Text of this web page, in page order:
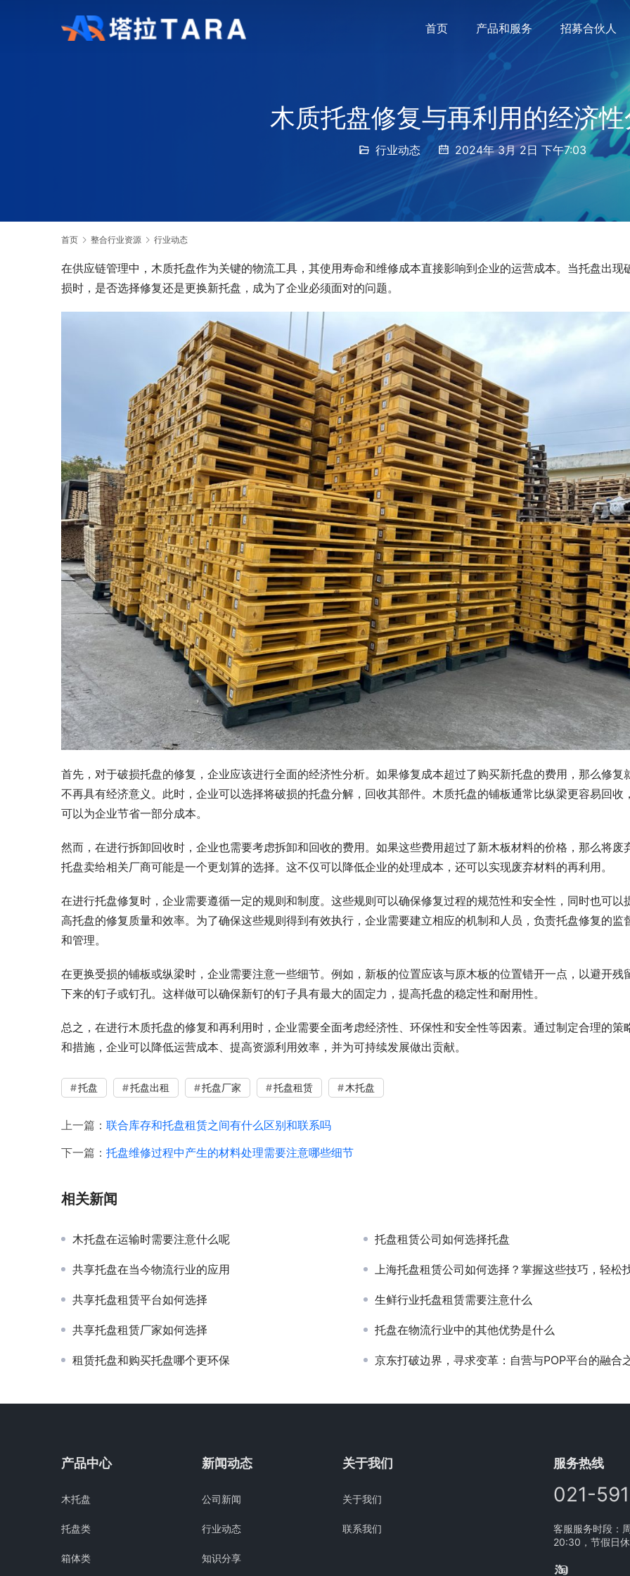
首页 产品和服务 招募合伙人
木质托盘修复与再利用的经济
行业动态 2024年 3月 2日 下午7:03
首页 整合行业资源 行业动态
在供应链管理中，木质托盘作为关键的物流工具，其使用寿命和维修成本直接影响到企业的运营成本。当托盘出现
损时，是否选择修复还是更换新托盘，成为了企业必须面对的问题。
首先，对于破损托盘的修复，企业应该进行全面的经济性分析。如果修复成本超过了购买新托盘的费用，那么修复
不再具有经济意义。此时，企业可以选择将破损的托盘分解，回收其部件。木质托盘的铺板通常比纵梁更容易回收
可以为企业节省一部分成本。
然而，在进行拆卸回收时，企业也需要考虑拆卸和回收的费用。如果这些费用超过了新木板材料的价格，那么将废
托盘卖给相关厂商可能是一个更划算的选择。这不仅可以降低企业的处理成本，还可以实现废弃材料的再利用。
在进行托盘修复时，企业需要遵循一定的规则和制度。这些规则可以确保修复过程的规范性和安全性，同时也可以
高托盘的修复质量和效率。为了确保这些规则得到有效执行，企业需要建立相应的机制和人员，负责托盘修复的监
和管理。
在更换受损的铺板或纵梁时，企业需要注意一些细节。例如，新板的位置应该与原木板的位置错开一点，以避开残
下来的钉子或钉孔。这样做可以确保新钉的钉子具有最大的固定力，提高托盘的稳定性和耐用性。
总之，在进行木质托盘的修复和再利用时，企业需要全面考虑经济性、环保性和安全性等因素。通过制定合理的策
和措施，企业可以降低运营成本、提高资源利用效率，并为可持续发展做出贡献。
托盘 托盘出租 托盘厂家 托盘租赁 木托盘
上一篇： 联合库存和托盘租赁之间有什么区别和联系吗
下一篇： 托盘维修过程中产生的材料处理需要注意哪些细节
相关新闻
木托盘在运输时需要注意什么呢 托盘租赁公司如何选择托盘
共享托盘在当今物流行业的应用 上海托盘租赁公司如何选择？掌握这些技巧，轻松找到最佳合作伙伴
共享托盘租赁平台如何选择 生鲜行业托盘租赁需要注意什么
共享托盘租赁厂家如何选择 托盘在物流行业中的其他优势是什么
租赁托盘和购买托盘哪个更环保 京东打破边界，寻求变革：自营与POP平台的融合
产品中心
木托盘
托盘类
箱体类
新闻动态
公司新闻
行业动态
知识分享
关于我们
关于我们
联系我们
服务热线
021-
客服服务时段：
20:30，节假日